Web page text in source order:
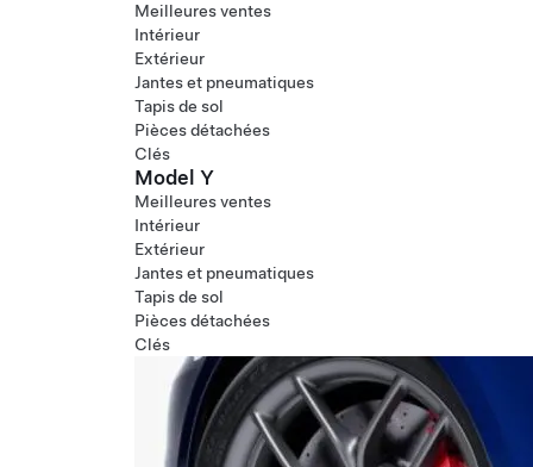
Meilleures ventes
Intérieur
Extérieur
Jantes et pneumatiques
Tapis de sol
Pièces détachées
Clés
Model Y
Meilleures ventes
Intérieur
Extérieur
Jantes et pneumatiques
Tapis de sol
Pièces détachées
Clés